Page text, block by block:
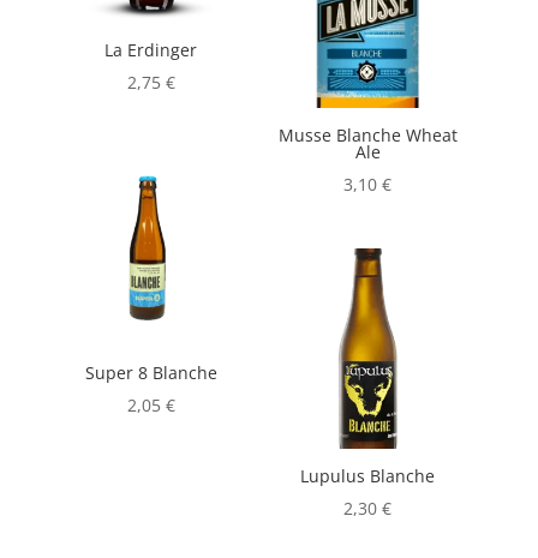
La Erdinger
2,75 €
Musse Blanche Wheat
Ale
3,10€
Super 8 Blanche
2,05 €
Lupulus Blanche
2,30€